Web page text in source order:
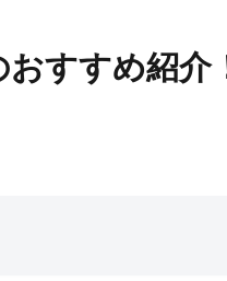
おすすめ紹介